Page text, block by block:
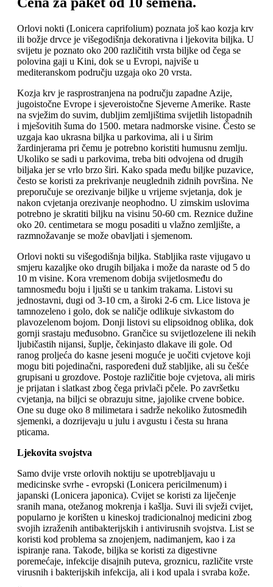
Orlovi nokti (Lonicera caprifolium) poznata još kao kozja krv
ili božje drvce je višegodišnja dekorativna i ljekovita biljka. U
svijetu je poznato oko 200 različitih vrsta biljke od čega se
polovina gaji u Kini, dok se u Evropi, najviše u
mediteranskom području uzgaja oko 20 vrsta.
Kozja krv je rasprostranjena na području zapadne Azije,
jugoistočne Evrope i sjeveroistočne Sjeverne Amerike. Raste
na svježim do suvim, dubljim zemljištima svijetlih listopadnih
i mješovitih šuma do 1500. metara nadmorske visine. Često se
uzgaja kao ukrasna biljka u parkovima, ali i u širim
žardinjerama pri čemu je potrebno koristiti humusnu zemlju.
Ukoliko se sadi u parkovima, treba biti odvojena od drugih
biljaka jer se vrlo brzo širi. Kako spada među biljke puzavice,
često se koristi za prekrivanje neuglednih zidnih površina. Ne
preporučuje se orezivanje biljke u vrijeme svjetanja, dok je
nakon cvjetanja orezivanje neophodno. U zimskim uslovima
potrebno je skratiti biljku na visinu 50-60 cm. Reznice dužine
oko 20. centimetara se mogu posaditi u vlažno zemljište, a
razmnožavanje se može obavljati i sjemenom.
Orlovi nokti su višegodišnja biljka. Stabljika raste vijugavo u
smjeru kazaljke oko drugih biljaka i može da naraste od 5 do
10 m visine. Kora vremenom dobija svijetlosmeđu do
tamnosmeđu boju i ljušti se u tankim trakama. Listovi su
jednostavni, dugi od 3-10 cm, a široki 2-6 cm. Lice listova je
tamnozeleno i golo, dok se naličje odlikuje sivkastom do
plavozelenom bojom. Donji listovi su elipsoidnog oblika, dok
gornji srastaju međusobno. Grančice su svijetlozelene ili nekih
ljubičastih nijansi, šuplje, čekinjasto dlakave ili gole. Od
ranog proljeća do kasne jeseni moguće je uočiti cvjetove koji
mogu biti pojedinačni, raspoređeni duž stabljike, ali su češće
grupisani u grozdove. Postoje različitie boje cvjetova, ali miris
je prijatan i slatkast zbog čega privlači pčele. Po završetku
cvjetanja, na biljci se obrazuju sitne, jajolike crvene bobice.
One su duge oko 8 milimetara i sadrže nekoliko žutosmeđih
sjemenki, a dozrijevaju u julu i avgustu i česta su hrana
pticama.
Ljekovita svojstva
Samo dvije vrste orlovih noktiju se upotrebljavaju u
medicinske svrhe - evropski (Lonicera pericilmenum) i
japanski (Lonicera japonica). Cvijet se koristi za liječenje
sranih mana, otežanog mokrenja i kašlja. Suvi ili svježi cvijet,
popularno je korišten u kineskoj tradicionalnoj medicini zbog
svojih izraženih antibakterijskih i antivirusnih svojstva. List se
koristi kod problema sa znojenjem, nadimanjem, kao i za
ispiranje rana. Takođe, biljka se koristi za digestivne
poremećaje, infekcije disajnih puteva, groznicu, različite vrste
virusnih i bakterijskih infekcija, ali i kod upala i svraba kože.